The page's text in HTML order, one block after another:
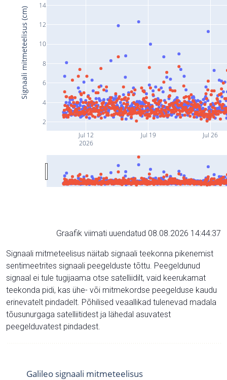
Jul 12
2026
Jul 19 Jul 26
2
4
6
8
10
12
14
Signaali mitmeteelisus (cm)
Graafik viimati uuendatud 08.08.2026 14:44:37
Signaali mitmeteelisus näitab signaali teekonna pikenemist
sentimeetrites signaali peegelduste tõttu. Peegeldunud
signaal ei tule tugijaama otse satelliidilt, vaid keerukamat
teekonda pidi, kas ühe- või mitmekordse peegelduse kaudu
erinevatelt pindadelt. Põhilised veaallikad tulenevad madala
tõusunurgaga satelliitidest ja lähedal asuvatest
peegelduvatest pindadest.
Galileo signaali mitmeteelisus